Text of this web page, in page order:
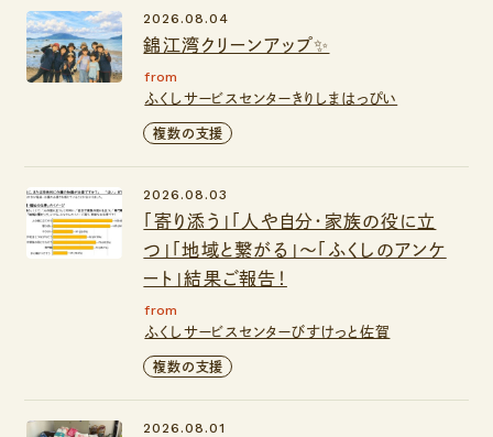
錦江湾クリーンアップ✨
2026.08.04
from
ふくしサービスセンターきりしまはっぴい
複数の支援
「寄り添う」「人や自分・家族の役に立
つ」「地域と繋がる」～「ふくしのアンケ
ート」結果ご報告！
2026.08.03
from
ふくしサービスセンターびすけっと佐賀
複数の支援
2026.08.01